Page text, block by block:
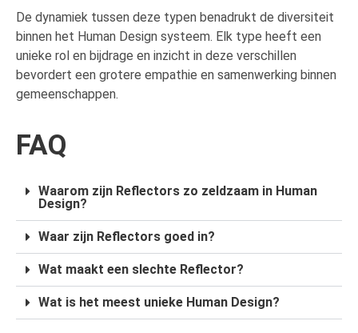
De dynamiek tussen deze typen benadrukt de diversiteit
binnen het Human Design systeem. Elk type heeft een
unieke rol en bijdrage en inzicht in deze verschillen
bevordert een grotere empathie en samenwerking binnen
gemeenschappen.
FAQ
Waarom zijn Reflectors zo zeldzaam in Human
Design?
Waar zijn Reflectors goed in?
Wat maakt een slechte Reflector?
Wat is het meest unieke Human Design?